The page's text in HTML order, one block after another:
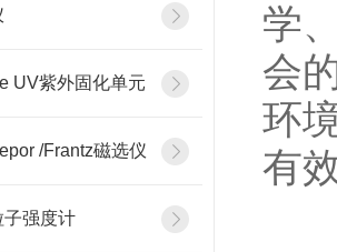
UV紫外固化单元
/Frantz磁选仪
子强度计
学
会
环
有